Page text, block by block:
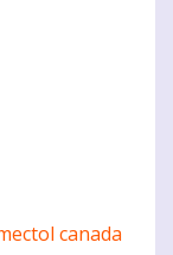
canada